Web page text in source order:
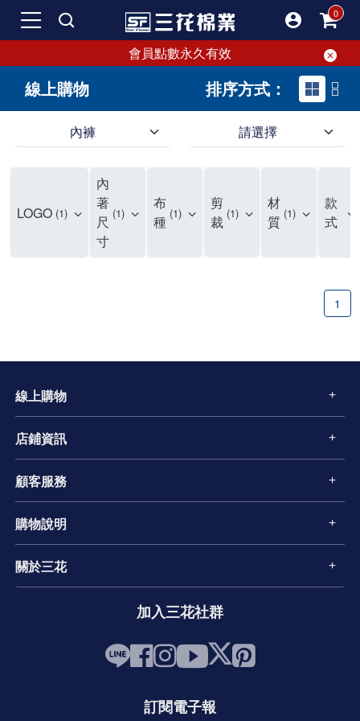
會員點數永久有效
線上購物 排序方式：
內褲 請選擇
LOGO 1
內
著
尺
寸
1
布
種 1
剪
裁 1
材
質 1
款
式
1
線上購物
店鋪資訊
顧客服務
購物說明
關於三花
加入三花社群
訂閱電子報